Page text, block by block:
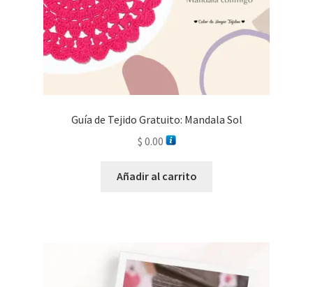
Guía de Tejido Gratuito: Mandala Sol
$ 0.00
Añadir al carrito